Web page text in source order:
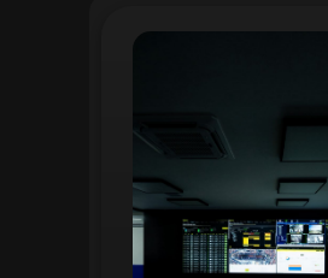
planejadas. Utilizando um
central e sistemas de
informações
identificando
conformidades e
melhoria.